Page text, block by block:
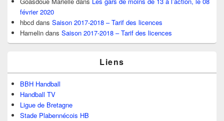
février 2020
hbcd dans Saison 2017-2018 – Tarif des licences
Hamelin dans Saison 2017-2018 – Tarif des licences
Liens
BBH Handball
Handball TV
Ligue de Bretagne
Stade Plabennécois HB